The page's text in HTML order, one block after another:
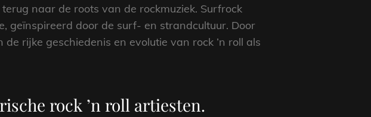
naar de roots van de rockmuziek. Surfrock
geïnspireerd door de surf- en strandcultuur. Door
rijke geschiedenis en evolutie van rock ’n roll als
rock ’n roll artiesten.